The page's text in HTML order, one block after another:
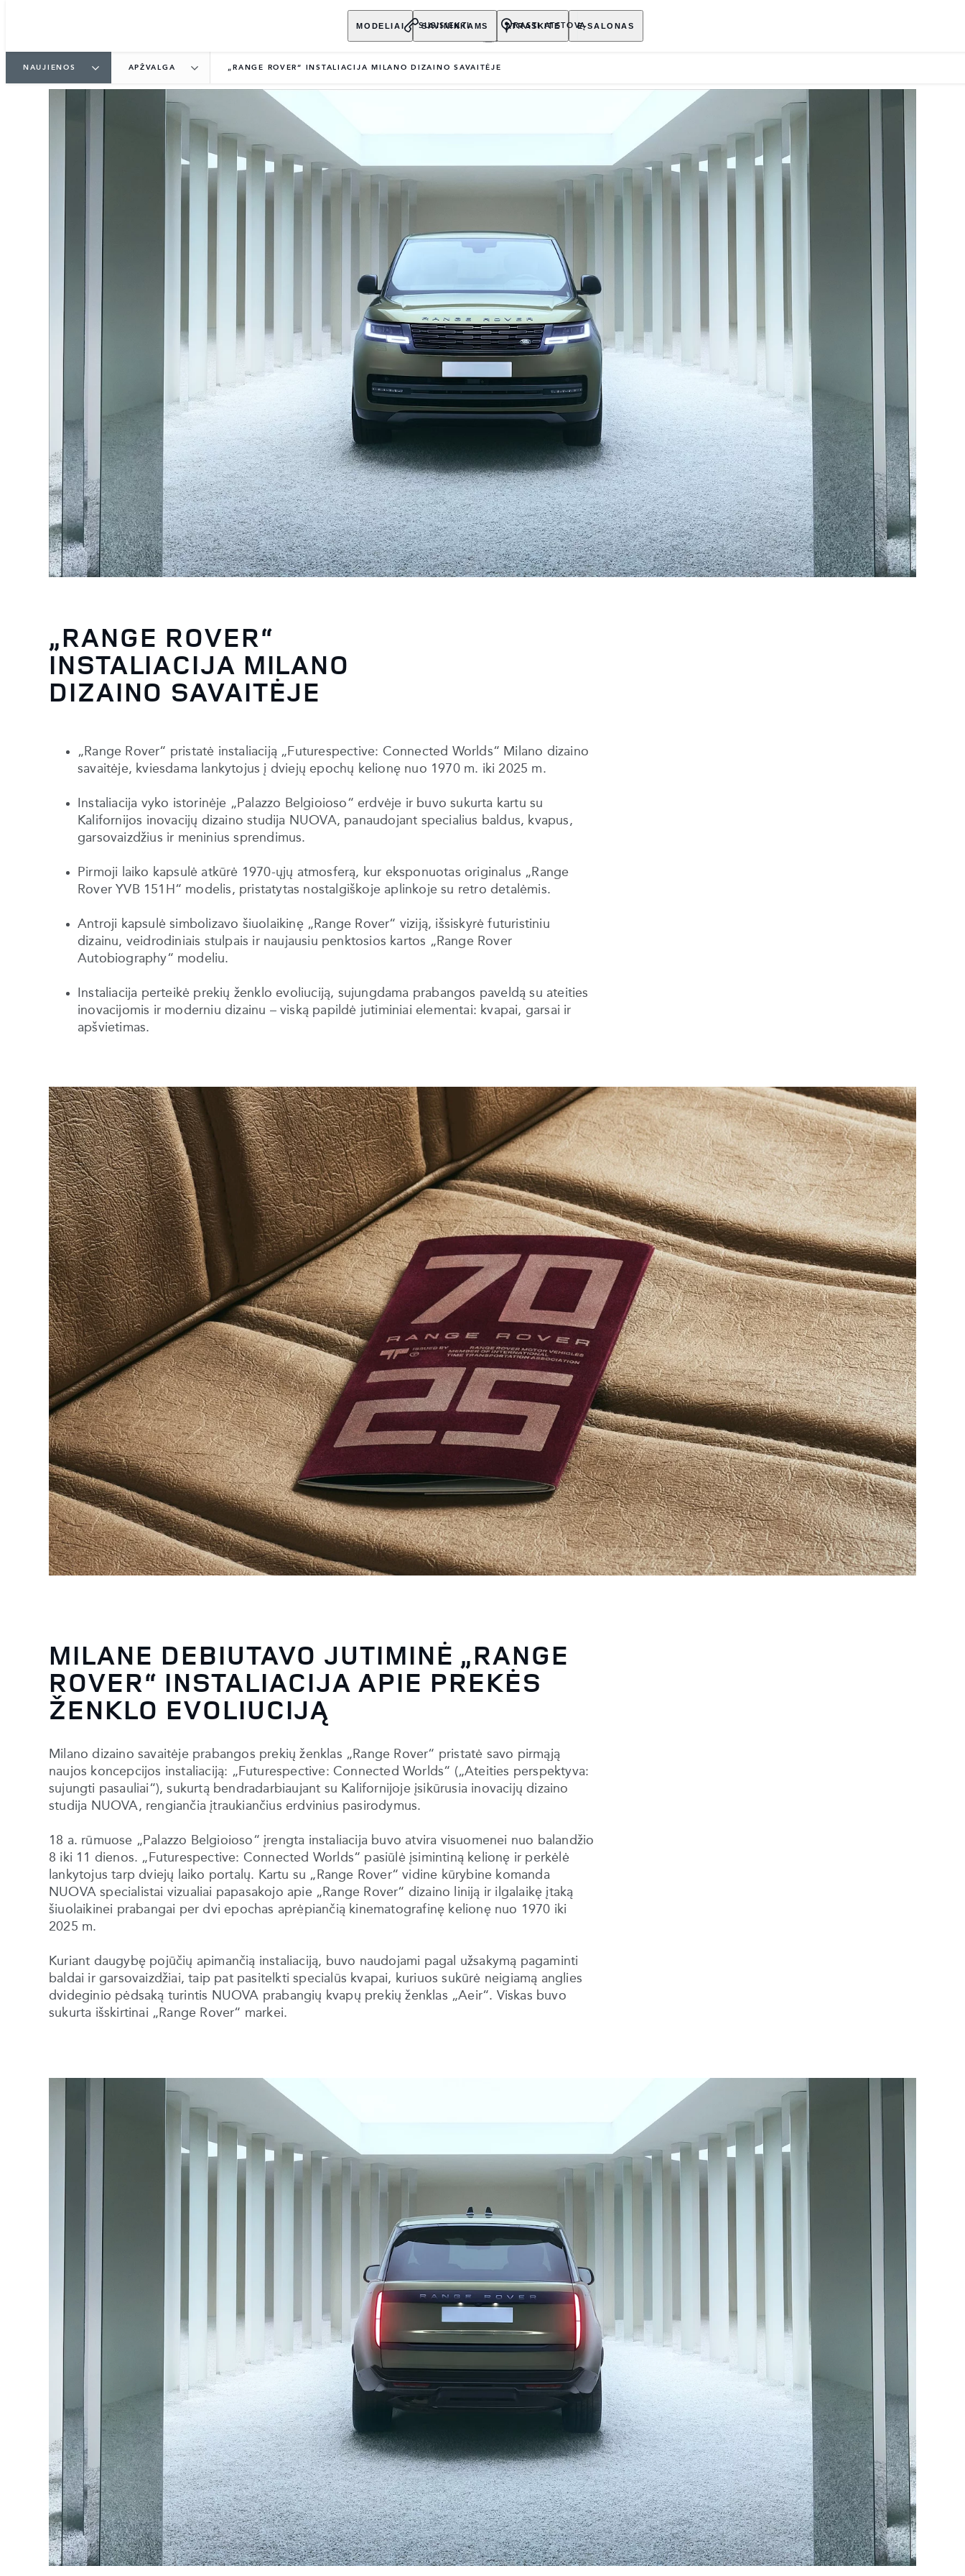
MODELIAI SAVININKAMS ATRASKITE E-SALONAS
SUSISIEKTI RASTI ATSTOVĄ
NAUJIENOS APŽVALGA „RANGE ROVER“ INSTALIACIJA MILANO DIZAINO SAVAITĖJE
„RANGE ROVER“
INSTALIACIJA MILANO
DIZAINO SAVAITĖJE
„Range Rover“ pristatė instaliaciją „Futurespective: Connected Worlds“ Milano dizaino
savaitėje, kviesdama lankytojus į dviejų epochų kelionę nuo 1970 m. iki 2025 m.
Instaliacija vyko istorinėje „Palazzo Belgioioso“ erdvėje ir buvo sukurta kartu su
Kalifornijos inovacijų dizaino studija NUOVA, panaudojant specialius baldus, kvapus,
garsovaizdžius ir meninius sprendimus.
Pirmoji laiko kapsulė atkūrė 1970-ųjų atmosferą, kur eksponuotas originalus „Range
Rover YVB 151H“ modelis, pristatytas nostalgiškoje aplinkoje su retro detalėmis.
Antroji kapsulė simbolizavo šiuolaikinę „Range Rover“ viziją, išsiskyrė futuristiniu
dizainu, veidrodiniais stulpais ir naujausiu penktosios kartos „Range Rover
Autobiography“ modeliu.
Instaliacija perteikė prekių ženklo evoliuciją, sujungdama prabangos paveldą su ateities
inovacijomis ir moderniu dizainu – viską papildė jutiminiai elementai: kvapai, garsai ir
apšvietimas.
MILANE DEBIUTAVO JUTIMINĖ „RANGE
ROVER“ INSTALIACIJA APIE PREKĖS
ŽENKLO EVOLIUCIJĄ
Milano dizaino savaitėje prabangos prekių ženklas „Range Rover“ pristatė savo pirmąją
naujos koncepcijos instaliaciją: „Futurespective: Connected Worlds“ („Ateities perspektyva:
sujungti pasauliai“), sukurtą bendradarbiaujant su Kalifornijoje įsikūrusia inovacijų dizaino
studija NUOVA, rengiančia įtraukiančius erdvinius pasirodymus.
18 a. rūmuose „Palazzo Belgioioso“ įrengta instaliacija buvo atvira visuomenei nuo balandžio
8 iki 11 dienos. „Futurespective: Connected Worlds“ pasiūlė įsimintiną kelionę ir perkėlė
lankytojus tarp dviejų laiko portalų. Kartu su „Range Rover“ vidine kūrybine komanda
NUOVA specialistai vizualiai papasakojo apie „Range Rover“ dizaino liniją ir ilgalaikę įtaką
šiuolaikinei prabangai per dvi epochas aprėpiančią kinematografinę kelionę nuo 1970 iki
2025 m.
Kuriant daugybę pojūčių apimančią instaliaciją, buvo naudojami pagal užsakymą pagaminti
baldai ir garsovaizdžiai, taip pat pasitelkti specialūs kvapai, kuriuos sukūrė neigiamą anglies
dvideginio pėdsaką turintis NUOVA prabangių kvapų prekių ženklas „Aeir“. Viskas buvo
sukurta išskirtinai „Range Rover“ markei.